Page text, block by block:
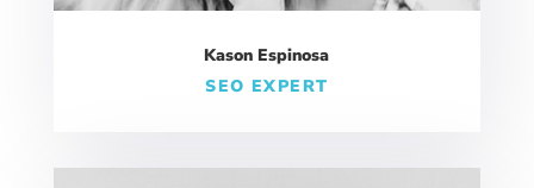
Kason Espinosa
SEO EXPERT